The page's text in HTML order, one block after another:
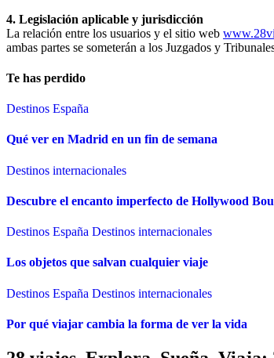
4. Legislación aplicable y jurisdicción
La relación entre los usuarios y el sitio web
ambas partes se someterán a los Juzgados y
Te has perdido
Destinos España
Qué ver en Madrid en un fin de semana
Destinos internacionales
Descubre el encanto imperfecto de Hollywood
Destinos España Destinos internacionales
Los objetos que salvan cualquier viaje
Destinos España Destinos internacionales
Por qué viajar cambia la forma de ver la vida